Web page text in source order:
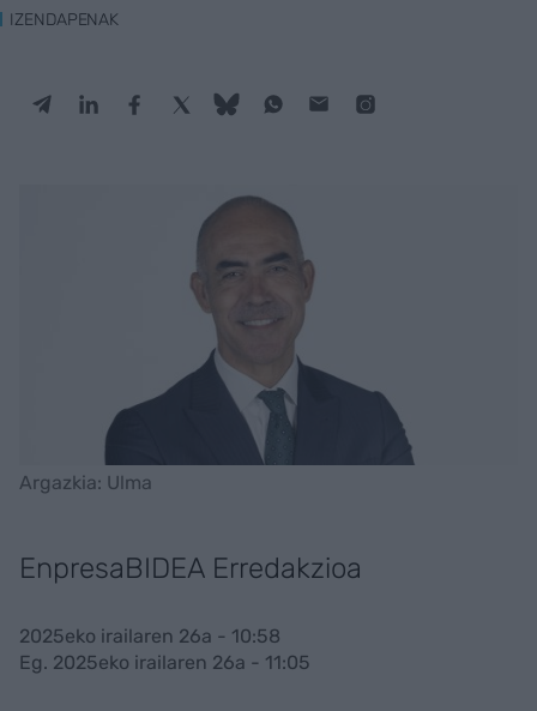
IZENDAPENAK
Argazkia: Ulma
EnpresaBIDEA Erredakzioa
2025eko irailaren 26a - 10:58
Eg. 2025eko irailaren 26a - 11:05